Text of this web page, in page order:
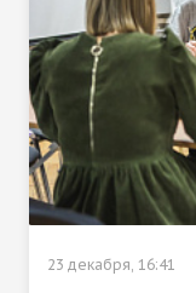
23 декабря, 16:41